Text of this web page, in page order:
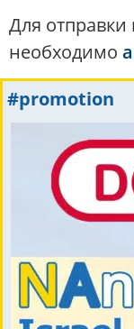
Для
необходимо
#promotion